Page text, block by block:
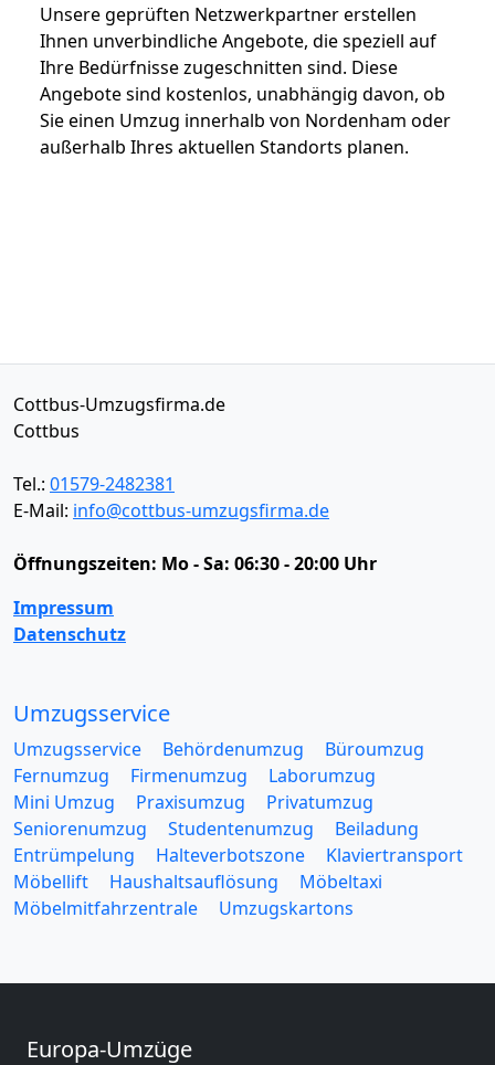
Unsere geprüften Netzwerkpartner erstellen
Ihnen unverbindliche Angebote, die speziell auf
Ihre Bedürfnisse zugeschnitten sind. Diese
Angebote sind kostenlos, unabhängig davon, ob
Sie einen Umzug innerhalb von Nordenham oder
außerhalb Ihres aktuellen Standorts planen.
Cottbus-Umzugsfirma.de
Cottbus
Tel.: 01579-2482381
E-Mail: info@cottbus-umzugsfirma.de
Öffnungszeiten: Mo - Sa: 06:30 - 20:00 Uhr
Impressum
Datenschutz
Umzugsservice
Umzugsservice Behördenumzug
Büroumzug
Fernumzug
Firmenumzug
Laborumzug
Mini Umzug
Praxisumzug
Privatumzug
Seniorenumzug
Studentenumzug
Beiladung
Entrümpelung
Halteverbotszone
Klaviertransport
Möbellift
Haushaltsauflösung
Möbeltaxi
Möbelmitfahrzentrale
Umzugskartons
Europa-Umzüge